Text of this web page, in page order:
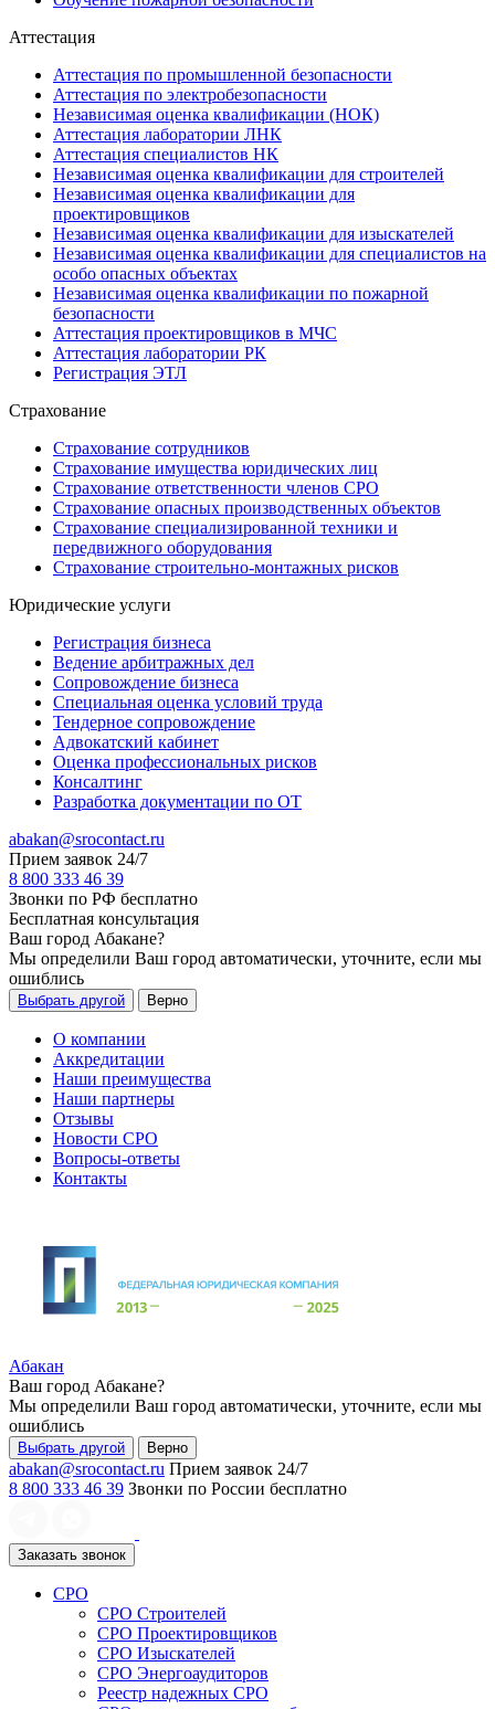
Аттестация
Аттестация по промышленной безопасности
Аттестация по электробезопасности
Независимая оценка квалификации (НОК)
Аттестация лаборатории ЛНК
Аттестация специалистов НК
Независимая оценка квалификации для строителей
Независимая оценка квалификации для
проектировщиков
Независимая оценка квалификации для изыскателей
Независимая оценка квалификации для специалистов на
особо опасных объектах
Независимая оценка квалификации по пожарной
безопасности
Аттестация проектировщиков в МЧС
Аттестация лаборатории РК
Регистрация ЭТЛ
Страхование
Страхование сотрудников
Страхование имущества юридических лиц
Страхование ответственности членов СРО
Страхование опасных производственных объектов
Страхование специализированной техники и
передвижного оборудования
Страхование строительно-монтажных рисков
Юридические услуги
Регистрация бизнеса
Ведение арбитражных дел
Сопровождение бизнеса
Специальная оценка условий труда
Тендерное сопровождение
Адвокатский кабинет
Оценка профессиональных рисков
Консалтинг
Разработка документации по ОТ
abakan@srocontact.ru
Прием заявок 24/7
8 800 333 46 39
Звонки по РФ бесплатно
Бесплатная консультация
Ваш город Абакане?
Мы определили Ваш город автоматически, уточните, если мы
ошиблись
Выбрать другой Верно
О компании
Аккредитации
Наши преимущества
Наши партнеры
Отзывы
Новости СРО
Вопросы-ответы
Контакты
Абакан
Ваш город Абакане?
Мы определили Ваш город автоматически, уточните, если мы
ошиблись
Выбрать другой Верно
abakan@srocontact.ru Прием заявок 24/7
8 800 333 46 39 Звонки по России бесплатно
Заказать звонок
СРО
СРО Строителей
СРО Проектировщиков
СРО Изыскателей
СРО Энергоаудиторов
Реестр надежных СРО